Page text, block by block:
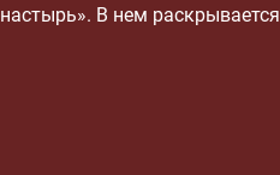
В нем раскрывается